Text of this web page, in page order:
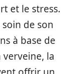
et le stress.
soin de son
à base de
verveine, la